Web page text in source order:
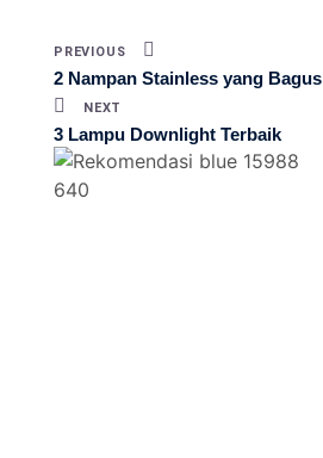
PREVIOUS
2 Nampan Stainless yang Bagus
NEXT
3 Lampu Downlight Terbaik